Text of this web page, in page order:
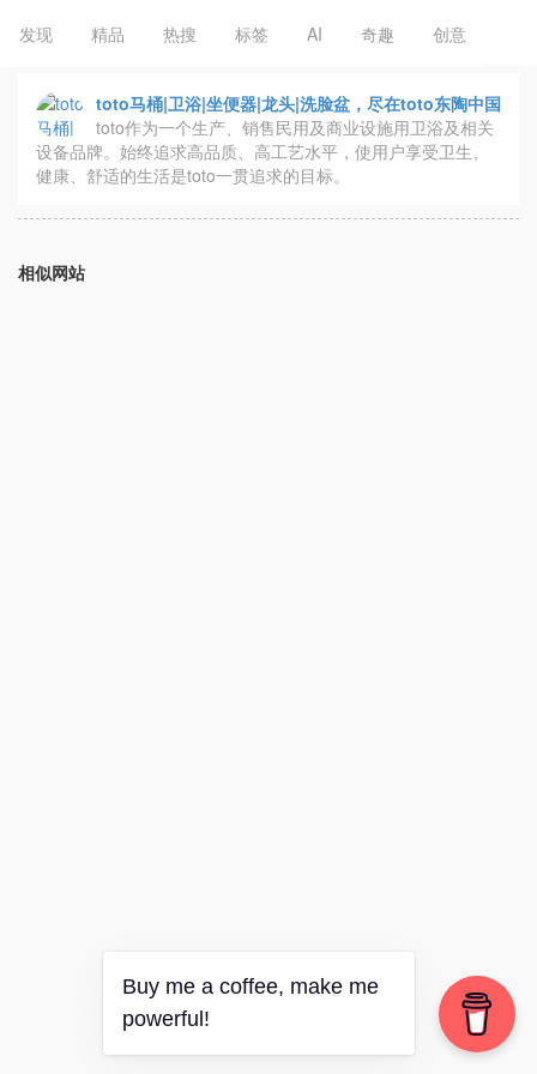
发现 精品 热搜 标签 AI 奇趣 创意
toto马桶|卫浴|坐便器|龙头|洗脸盆，尽在toto东陶中国
toto作为一个生产、销售民用及商业设施用卫浴及相关
设备品牌。始终追求高品质、高工艺水平，使用户享受卫生、
健康、舒适的生活是toto一贯追求的目标。
相似网站
Buy me a coffee, make me
powerful!